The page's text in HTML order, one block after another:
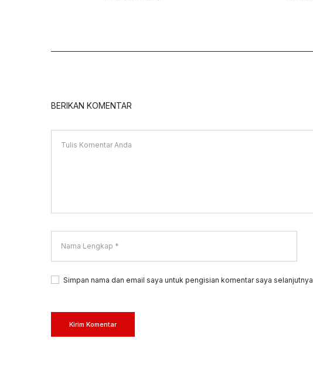
BERIKAN KOMENTAR
Simpan nama dan email saya untuk pengisian komentar saya selanjutnya
Kirim Komentar